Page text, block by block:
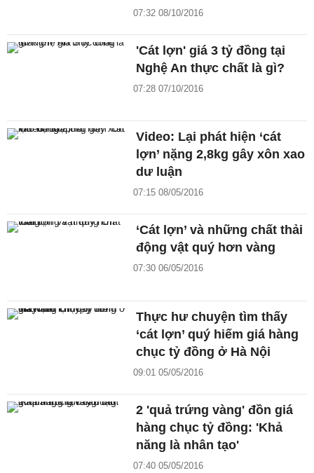
07:32 08/10/2016
'Cát lợn' giá 3 tỷ đồng tại
Nghệ An thực chất là gì?
07:28 07/10/2016
Video: Lại phát hiện ‘cát
lợn’ nặng 2,8kg gây xôn xao
dư luận
07:15 08/05/2016
‘Cát lợn’ và những chất thải
động vật quý hơn vàng
07:30 06/05/2016
Thực hư chuyện tìm thấy
‘cát lợn’ quý hiếm giá hàng
chục tỷ đồng ở Hà Nội
09:01 05/05/2016
2 'quả trứng vàng' đồn giá
hàng chục tỷ đồng: 'Khả
năng là nhân tạo'
07:40 05/05/2016